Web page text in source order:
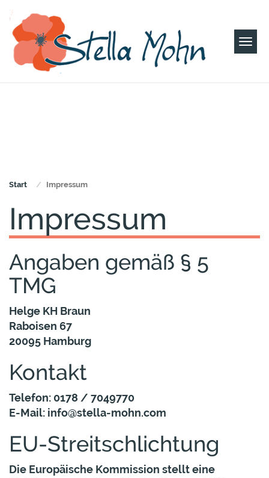
Start Impressum
Impressum
Angaben gemäß § 5
TMG
Helge KH Braun
Raboisen 67
20095 Hamburg
Kontakt
Telefon: 0178 / 7049770
E-Mail: info@stella-mohn.com
EU-Streitschlichtung
Die Europäische Kommission stellt eine